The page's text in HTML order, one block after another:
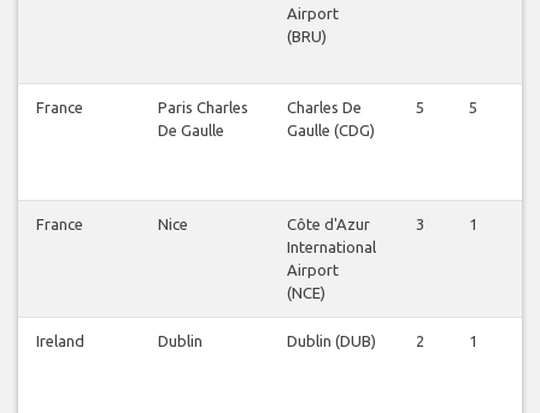
Airport
(BRU)
France
Paris Charles
De Gaulle
Charles De
Gaulle (CDG)
5 5
France Nice
Côte d'Azur
International
Airport
(NCE)
3 1
Ireland Dublin Dublin (DUB) 2 1